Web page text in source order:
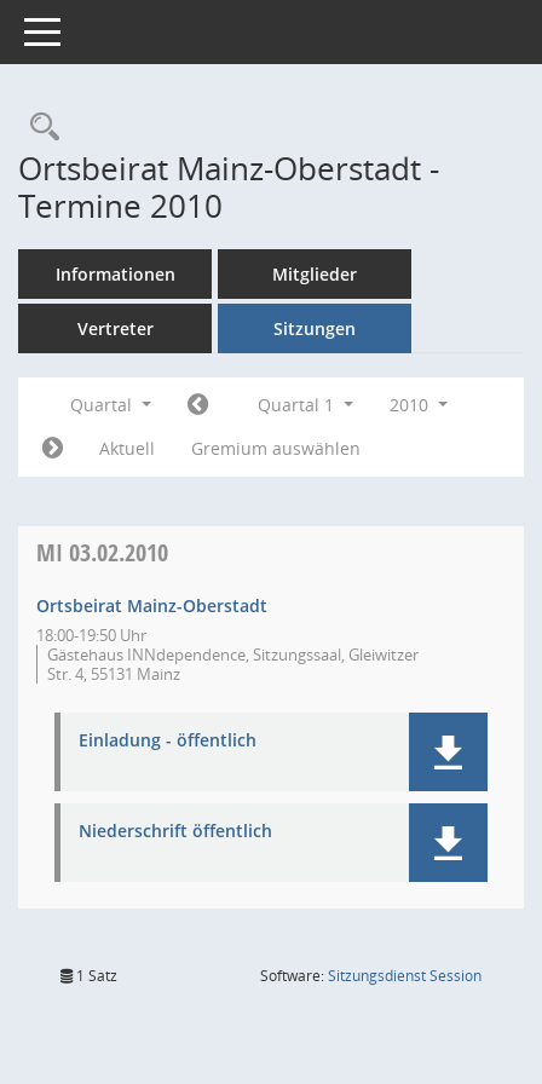
Toggle navigation
Rechercheauswahl
Ortsbeirat Mainz-Oberstadt -
Termine 2010
Informationen Mitglieder
Vertreter Sitzungen
Quartal Quartal 1
2010
Aktuell
Gremium auswählen
MI 03.02.2010
Ortsbeirat Mainz-Oberstadt
18:00-19:50 Uhr
Gästehaus INNdependence, Sitzungssaal, Gleiwitzer
Str. 4, 55131 Mainz
Einladung - öffentlich
Niederschrift öffentlich
1 Satz Software:SitzungsdienstSession(Wird in